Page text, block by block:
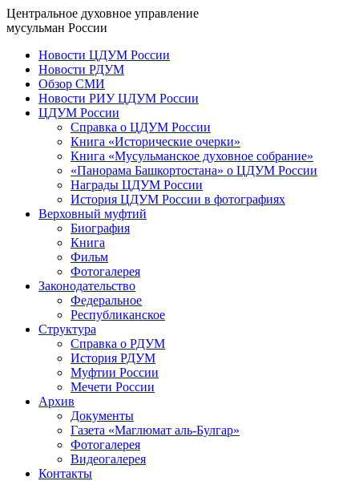
Центральное духовное управление
мусульман России
Новости ЦДУМ России
Новости РДУМ
Обзор СМИ
Новости РИУ ЦДУМ России
ЦДУМ России
Справка о ЦДУМ России
Книга «Исторические очерки»
Книга «Мусульманское духовное собрание»
«Панорама Башкортостана» о ЦДУМ России
Награды ЦДУМ России
История ЦДУМ России в фотографиях
Верховный муфтий
Биография
Книга
Фильм
Фотогалерея
Законодательство
Федеральное
Республиканское
Структура
Справка о РДУМ
История РДУМ
Муфтии России
Мечети России
Архив
Документы
Газета «Маглюмат аль-Булгар»
Фотогалерея
Видеогалерея
Контакты